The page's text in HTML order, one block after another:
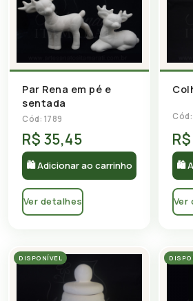
Par Rena em pé e
sentada
Cód: 1789
R$ 35,45
🛍 Adicionar ao carrinho
Ver detalhes
Cód:
🛍
Ver
DISPONÍVEL